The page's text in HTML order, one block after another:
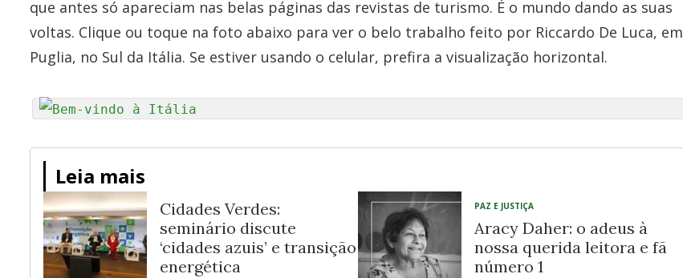
que antes só apareciam nas belas páginas das revistas de turismo. É o mundo dando as suas
voltas. Clique ou toque na foto abaixo para ver o belo trabalho feito por Riccardo De Luca, em
Puglia, no Sul da Itália. Se estiver usando o celular, prefira a visualização horizontal.
Leia mais
Cidades Verdes:
seminário discute
‘cidades azuis’ e transição
energética
PAZ E JUSTIÇA
Aracy Daher: o adeus à
nossa querida leitora e fã
número 1